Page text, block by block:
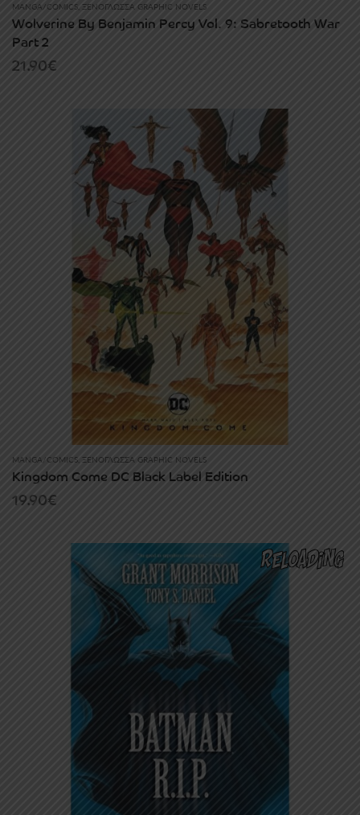
MANGA/COMICS, ΞΕΝΌΓΛΩΣΣΑ GRAPHIC NOVELS
Wolverine By Benjamin Percy Vol. 9: Sabretooth War
Part 2
21.90€
MANGA/COMICS, ΞΕΝΌΓΛΩΣΣΑ GRAPHIC NOVELS
Kingdom Come DC Black Label Edition
19.90€